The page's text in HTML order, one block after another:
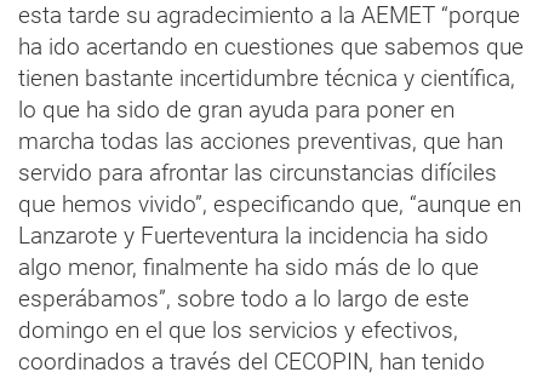
esta tarde su agradecimiento a la AEMET “porque
ha ido acertando en cuestiones que sabemos que
tienen bastante incertidumbre técnica y científica,
lo que ha sido de gran ayuda para poner en
marcha todas las acciones preventivas, que han
servido para afrontar las circunstancias difíciles
que hemos vivido”, especificando que, “aunque en
Lanzarote y Fuerteventura la incidencia ha sido
algo menor, finalmente ha sido más de lo que
esperábamos”, sobre todo a lo largo de este
domingo en el que los servicios y efectivos,
coordinados a través del CECOPIN, han tenido